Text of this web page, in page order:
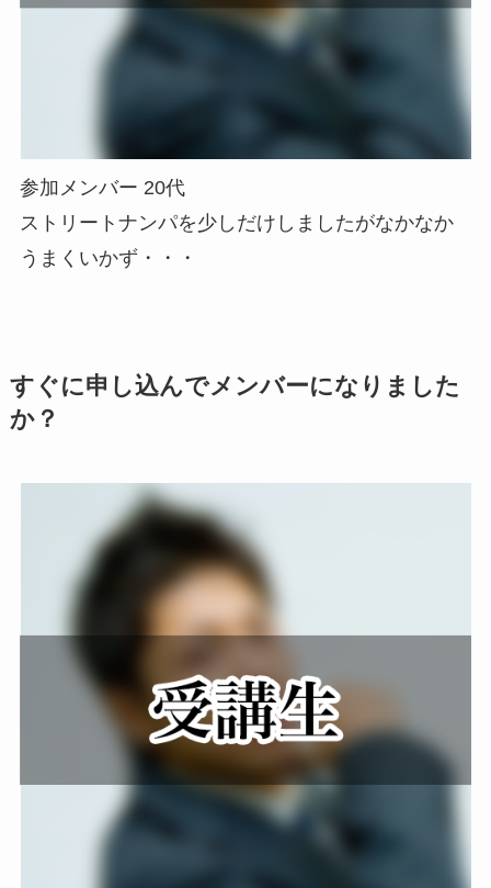
参加メンバー 20代
ストリートナンパを少しだけしましたがなかなか
うまくいかず・・・
すぐに申し込んでメンバーになりました
か？